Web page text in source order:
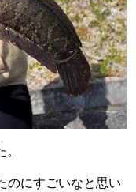
のにすごいなと思い